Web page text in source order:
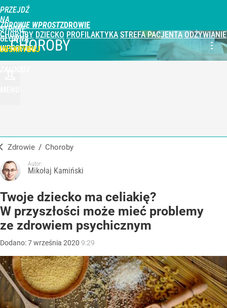
PRZEJDŹ
NA
STRONĘ
GŁÓWNĄ
WPROST.PL
ZDROWIE WPROST
CHOROBY DZIECKO PROFILAKTYKA STREFA PACJENTA ODŻYWIANIE
CHOROBY
Zdrowie / Choroby
Autor:
Mikołaj Kamiński
Twoje dziecko ma celiakię?
W przyszłości może mieć problemy
ze zdrowiem psychicznym
Dodano:7września 2020 9:29